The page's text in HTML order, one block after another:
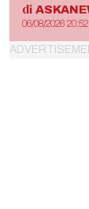
di
06/08/2026 20:52